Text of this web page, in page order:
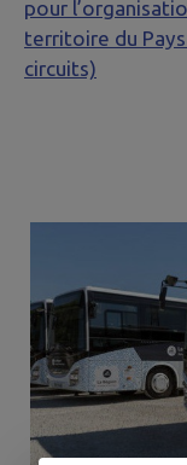
pour
territoire du
circuits)